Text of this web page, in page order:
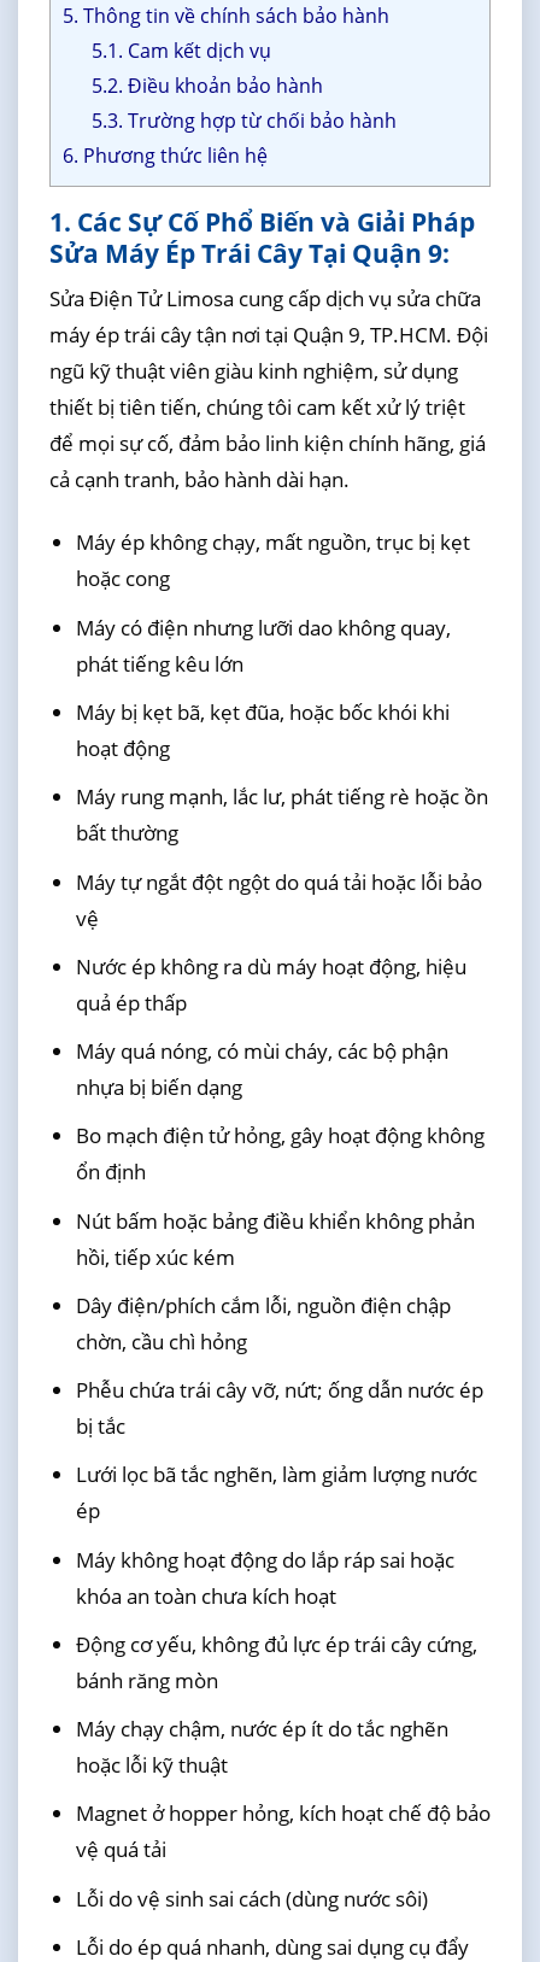
5. Thông tin về chính sách bảo hành
5.1. Cam kết dịch vụ
5.2. Điều khoản bảo hành
5.3. Trường hợp từ chối bảo hành
6. Phương thức liên hệ
1. Các Sự Cố Phổ Biến và Giải Pháp
Sửa Máy Ép Trái Cây Tại Quận 9:
Sửa Điện Tử Limosa cung cấp dịch vụ sửa chữa
máy ép trái cây tận nơi tại Quận 9, TP.HCM. Đội
ngũ kỹ thuật viên giàu kinh nghiệm, sử dụng
thiết bị tiên tiến, chúng tôi cam kết xử lý triệt
để mọi sự cố, đảm bảo linh kiện chính hãng, giá
cả cạnh tranh, bảo hành dài hạn.
Máy ép không chạy, mất nguồn, trục bị kẹt
hoặc cong
Máy có điện nhưng lưỡi dao không quay,
phát tiếng kêu lớn
Máy bị kẹt bã, kẹt đũa, hoặc bốc khói khi
hoạt động
Máy rung mạnh, lắc lư, phát tiếng rè hoặc ồn
bất thường
Máy tự ngắt đột ngột do quá tải hoặc lỗi bảo
vệ
Nước ép không ra dù máy hoạt động, hiệu
quả ép thấp
Máy quá nóng, có mùi cháy, các bộ phận
nhựa bị biến dạng
Bo mạch điện tử hỏng, gây hoạt động không
ổn định
Nút bấm hoặc bảng điều khiển không phản
hồi, tiếp xúc kém
Dây điện/phích cắm lỗi, nguồn điện chập
chờn, cầu chì hỏng
Phễu chứa trái cây vỡ, nứt; ống dẫn nước ép
bị tắc
Lưới lọc bã tắc nghẽn, làm giảm lượng nước
ép
Máy không hoạt động do lắp ráp sai hoặc
khóa an toàn chưa kích hoạt
Động cơ yếu, không đủ lực ép trái cây cứng,
bánh răng mòn
Máy chạy chậm, nước ép ít do tắc nghẽn
hoặc lỗi kỹ thuật
Magnet ở hopper hỏng, kích hoạt chế độ bảo
vệ quá tải
Lỗi do vệ sinh sai cách (dùng nước sôi)
Lỗi do ép quá nhanh, dùng sai dụng cụ đẩy